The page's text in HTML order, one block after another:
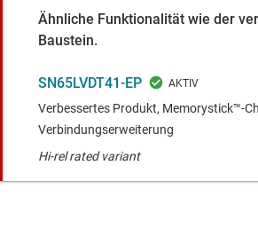
Ähnliche Funktionalität wie der
Baustein.
SN65LVDT41-EP
Verbessertes Produkt, Memorystick™-
Verbindungserweiterung
Hi-rel rated variant